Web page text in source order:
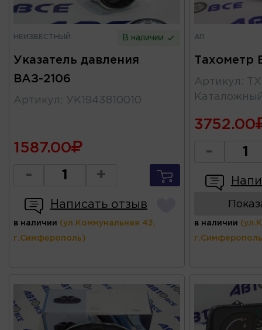
НЕИЗВЕСТНЫЙ В наличии
Указатель давления
ВАЗ-2106
Артикул : УК1943810010
1587.00
- +
Написать отзыв
в наличии (ул.Коммунальная 43,
г.Симферополь)
АП
Тахометр
Артикул :
3752.00
-
в наличии